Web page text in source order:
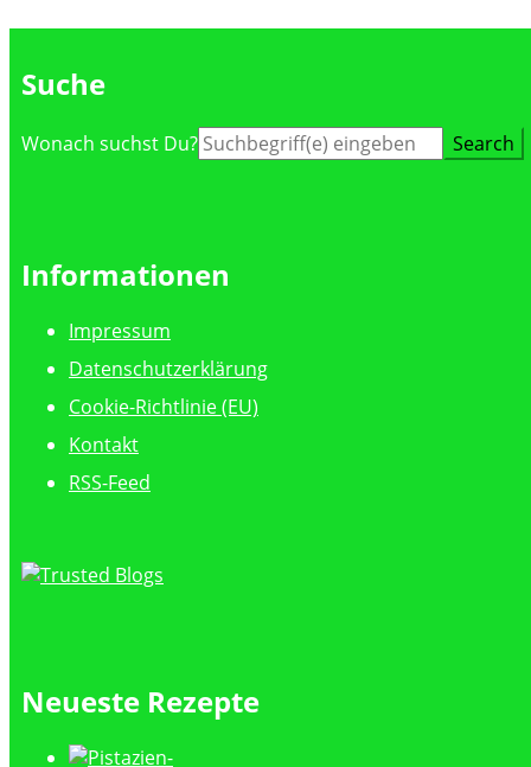
Suche
Suche
Wonach suchst Du?
Informationen
Impressum
Datenschutzerklärung
Cookie-Richtlinie (EU)
Kontakt
RSS-Feed
Neueste Rezepte